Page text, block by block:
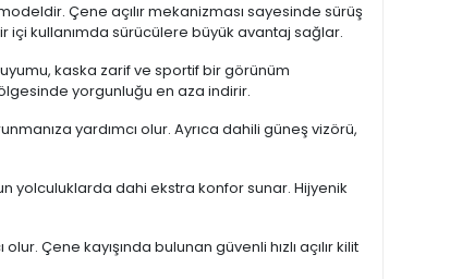
Çene açılır mekanizması sayesinde sürüş
içi kullanımda sürücülere büyük avantaj sağlar.
kaska zarif ve sportif bir görünüm
yorgunluğu en aza indirir.
yardımcı olur. Ayrıca dahili güneş vizörü,
yolculuklarda dahi ekstra konfor sunar. Hijyenik
Çene kayışında bulunan güvenli hızlı açılır kilit